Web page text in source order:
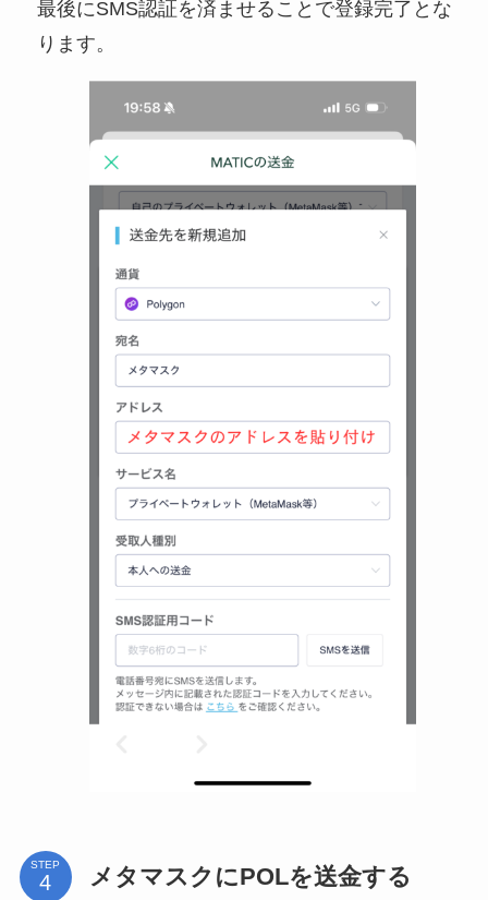
最後にSMS認証を済ませることで登録完了とな
ります。
STEP メタマスクにPOLを送金する